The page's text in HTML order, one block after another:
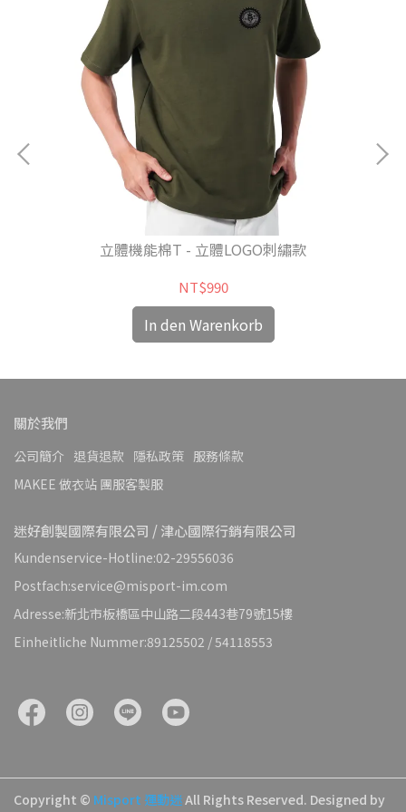
立體機能棉T - 立體LOGO刺繡款
NT$990
In den Warenkorb
關於我們
公司簡介 退貨退款 隱私政策 服務條款
MAKEE 做衣站 團服客製服
迷好創製國際有限公司 / 津心國際行銷有限公司
Kundenservice-Hotline:02-29556036
Postfach:service@misport-im.com
Adresse:新北市板橋區中山路二段443巷79號15樓
Einheitliche Nummer:89125502 / 54118553
Copyright © Misport 運動迷All Rights Reserved. Designed by